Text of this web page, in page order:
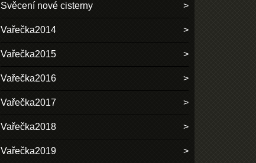
Svěcení nové cisterny
Vařečka2014
Vařečka2015
Vařečka2016
Vařečka2017
Vařečka2018
Vařečka2019